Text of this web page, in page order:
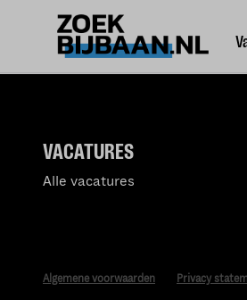
VACATURES
Alle vacatures
Algemene voorwaarden Privacy